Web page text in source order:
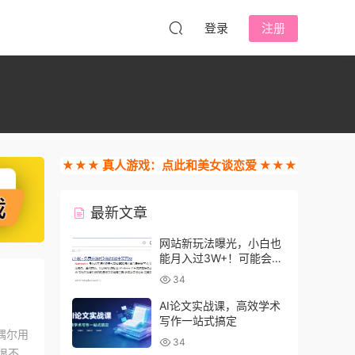
登录 注册
尔用
★★★ 真人游戏：点此和美女谈恋爱 ★★★
最新文章
网站新玩法曝光，小白也
能月入过3W+！可能会得
罪收费的人
34
AI论文实战课，高效学术
写作一站式搞定
34